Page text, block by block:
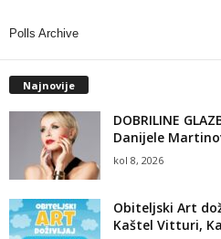
Polls Archive
Najnovije
DOBRILINE
Danijele
kol 8, 2026
Obiteljski Art
Kaštel Vitturi,